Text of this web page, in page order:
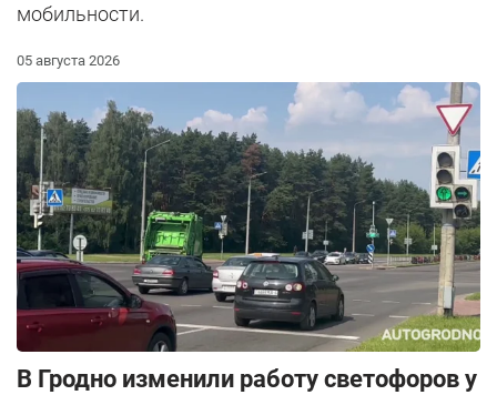
мобильности.
05 августа 2026
В Гродно изменили работу светофоров у